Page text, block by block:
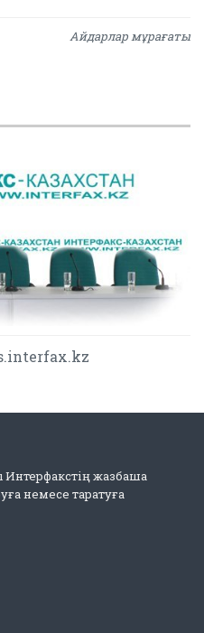
Айдарлар мұрағаты
Интерфакстің жазбаша
немесе таратуға